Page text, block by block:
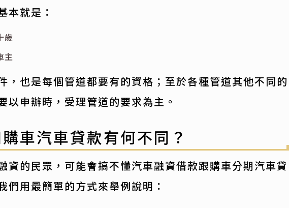
本就是：
歲
主
，也是每個管道都要有的資格；至於各種管道其他不同的
以申辦時，受理管道的要求為主。
車汽車貸款有何不同？
資的民眾，可能會搞不懂汽車融資借款跟購車分期汽車貸
們用最簡單的方式來舉例說明：